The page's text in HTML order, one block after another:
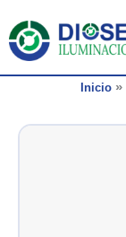
contenido
Inicio